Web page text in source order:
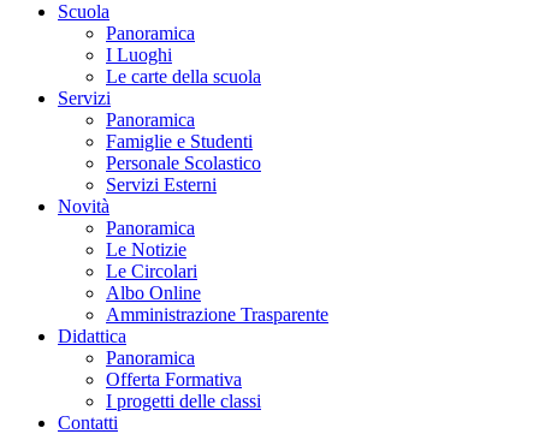
Scuola
Panoramica
I Luoghi
Le carte della scuola
Servizi
Panoramica
Famiglie e Studenti
Personale Scolastico
Servizi Esterni
Novità
Panoramica
Le Notizie
Le Circolari
Albo Online
Amministrazione Trasparente
Didattica
Panoramica
Offerta Formativa
I progetti delle classi
Contatti